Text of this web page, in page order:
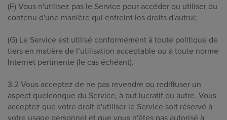
(F) Vous n'utilisez pas le Service pour accéder ou utiliser du
contenu d'une manière qui enfreint les droits d'autrui;
(G) Le Service est utilisé conformément à toute politique de
tiers en matière de l’utilisation acceptable ou à toute norme
Internet pertinente (le cas échéant).
3.2 Vous acceptez de ne pas revendre ou rediffuser un
aspect quelconque du Service, à but lucratif ou autre. Vous
acceptez que votre droit d'utiliser le Service soit réservé à
votre usage personnel et que vous n'êtes pas autorisé à